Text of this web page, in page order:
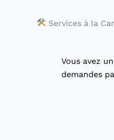
Services à la
Vous avez
demandes